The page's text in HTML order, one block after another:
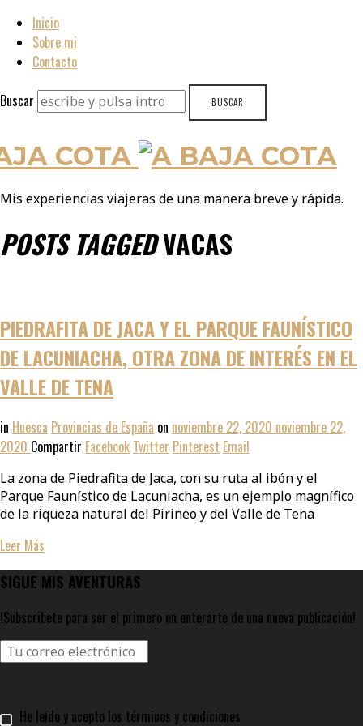
Inicio
Sobre mi
Contacto
Buscar
COTA
Mis experiencias viajeras de una manera breve y rápida.
POSTS TAGGEDVACAS
PIEDRAFITA DE JACA Y EL PARQUE FAUNÍSTICO
DE LACUNIACHA, OTRA ZONA DE INTERÉS EN EL
VALLE DE TENA
in Huesca Provincias de España on noviembre 22, 2020 noviembre 22,
2020 Compartir Facebook Twitter Pinterest Email
La zona de Piedrafita de Jaca, con su ruta al ibón y el
Parque Faunístico de Lacuniacha, es un ejemplo magnífico
de la riqueza natural del Pirineo y del Valle de Tena
Leer Más
SIGUE MIS AVENTURAS
!Subscribete para ser el primero en enterarte de una nueva publicación!
He leído y acepto los términos y condiciones